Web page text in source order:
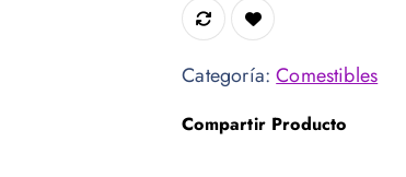
Categoría:Comestibles
Compartir Producto